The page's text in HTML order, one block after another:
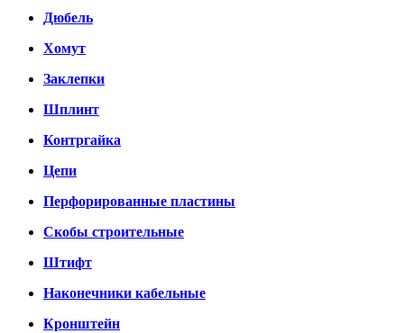
Дюбель
Хомут
Заклепки
Шплинт
Контргайка
Цепи
Перфорированные пластины
Скобы строительные
Штифт
Наконечники кабельные
Кронштейн